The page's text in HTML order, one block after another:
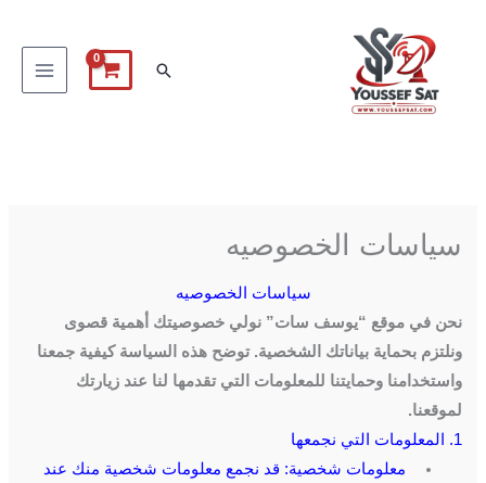
البحث
سياسات الخصوصيه
سياسات الخصوصيه
نحن في موقع “يوسف سات” نولي خصوصيتك أهمية قصوى
ونلتزم بحماية بياناتك الشخصية. توضح هذه السياسة كيفية جمعنا
واستخدامنا وحمايتنا للمعلومات التي تقدمها لنا عند زيارتك
لموقعنا.
1. المعلومات التي نجمعها
معلومات شخصية: قد نجمع معلومات شخصية منك عند